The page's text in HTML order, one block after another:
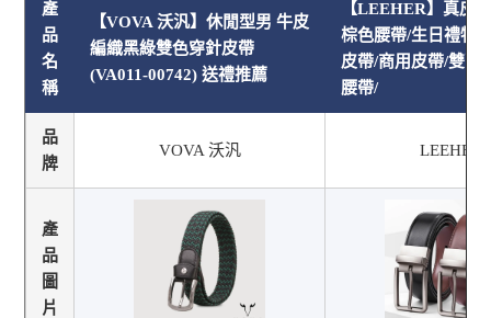
產
品
名
稱
【VOVA 沃汎】休閒型男 牛皮
編織黑綠雙色穿針皮帶
(VA011-00742) 送禮推薦
【LEEHER】真皮
棕色腰帶/生日禮物/
皮帶/商用皮帶/雙面
腰帶/
品
牌
VOVA 沃汎 LEEHER
產
品
圖
片